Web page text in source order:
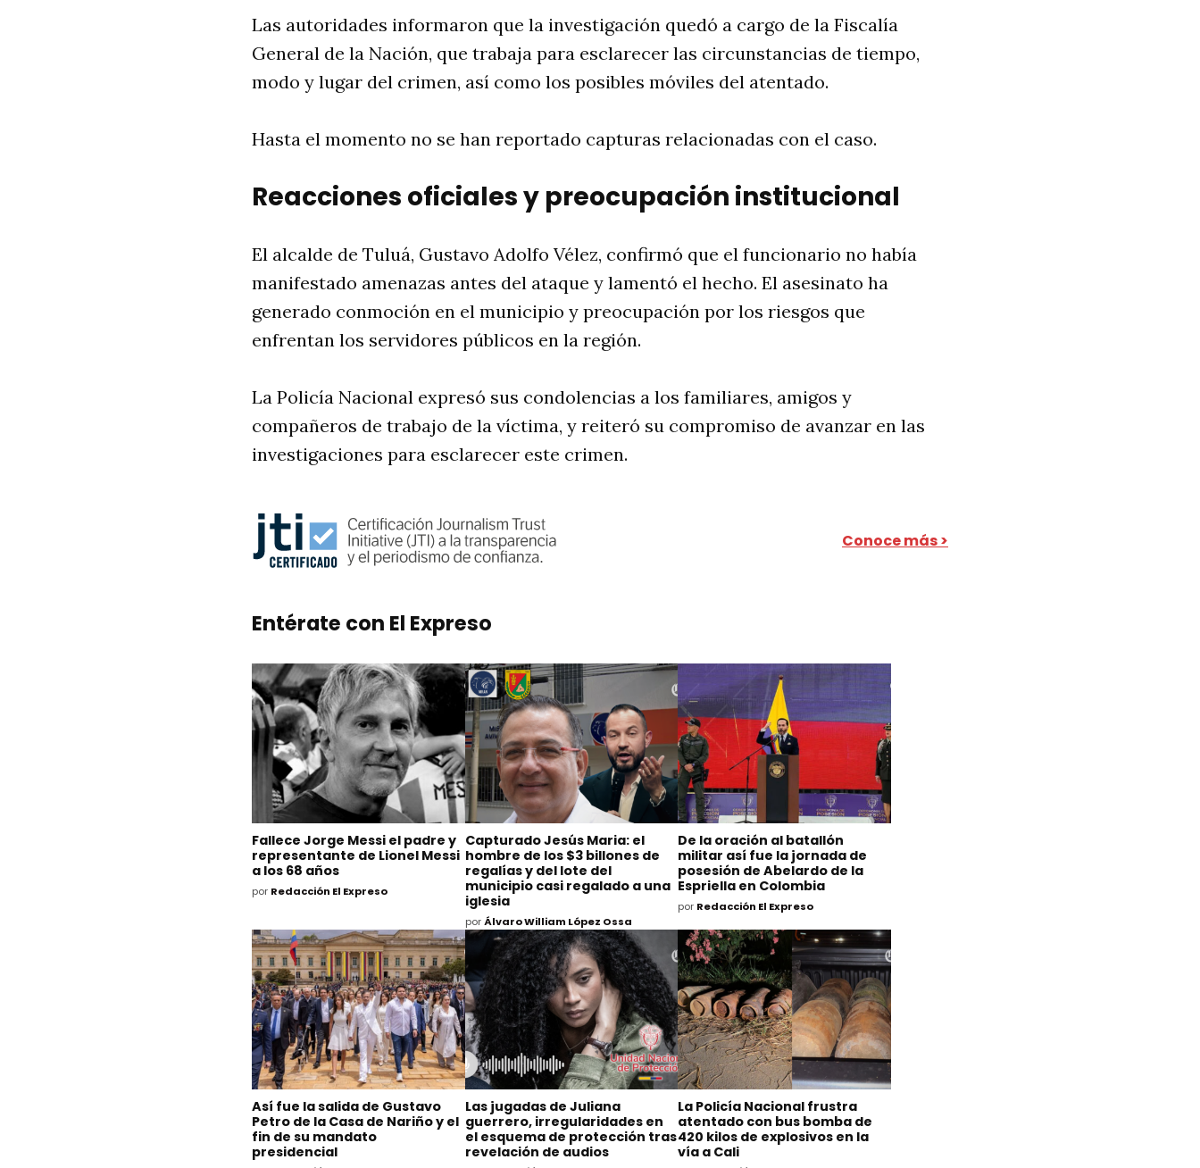
Las autoridades informaron que la investigación quedó a cargo de la Fiscalía
General de la Nación, que trabaja para esclarecer las circunstancias de tiempo,
modo y lugar del crimen, así como los posibles móviles del atentado.
Hasta el momento no se han reportado capturas relacionadas con el caso.
Reacciones oficiales y preocupación institucional
El alcalde de Tuluá, Gustavo Adolfo Vélez, confirmó que el funcionario no había
manifestado amenazas antes del ataque y lamentó el hecho. El asesinato ha
generado conmoción en el municipio y preocupación por los riesgos que
enfrentan los servidores públicos en la región.
La Policía Nacional expresó sus condolencias a los familiares, amigos y
compañeros de trabajo de la víctima, y reiteró su compromiso de avanzar en las
investigaciones para esclarecer este crimen.
Conoce más >
Entérate con El Expreso
Fallece Jorge Messi el padre y
representante de Lionel Messi
a los 68 años
por Redacción El Expreso
Capturado Jesús Maria: el
hombre de los $3 billones de
regalías y del lote del
municipio casi regalado a una
iglesia
por Álvaro William López Ossa
De la oración al batallón
militar así fue la jornada de
posesión de Abelardo de la
Espriella en Colombia
por Redacción El Expreso
Así fue la salida de Gustavo
Petro de la Casa de Nariño y el
fin de su mandato
presidencial
Las jugadas de Juliana
guerrero, irregularidades en
el esquema de protección tras
revelación de audios
La Policía Nacional frustra
atentado con bus bomba de
420 kilos de explosivos en la
vía a Cali